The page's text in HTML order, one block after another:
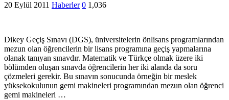
20 Eylül 2011 Haberler 0 1,036
Dikey Geçiş Sınavı (DGS), üniversitelerin önlisans programlarından
mezun olan öğrencilerin bir lisans programına geçiş yapmalarına
olanak tanıyan sınavdır. Matematik ve Türkçe olmak üzere iki
bölümden oluşan sınavda öğrencilerin her iki alanda da soru
çözmeleri gerekir. Bu sınavın sonucunda örneğin bir meslek
yüksekokulunun gemi makineleri programından mezun olan öğrenci
gemi makineleri …